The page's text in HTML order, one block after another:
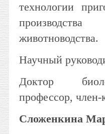
технологии
животноводства.
Научный
Доктор
профессор,
Сложенкина